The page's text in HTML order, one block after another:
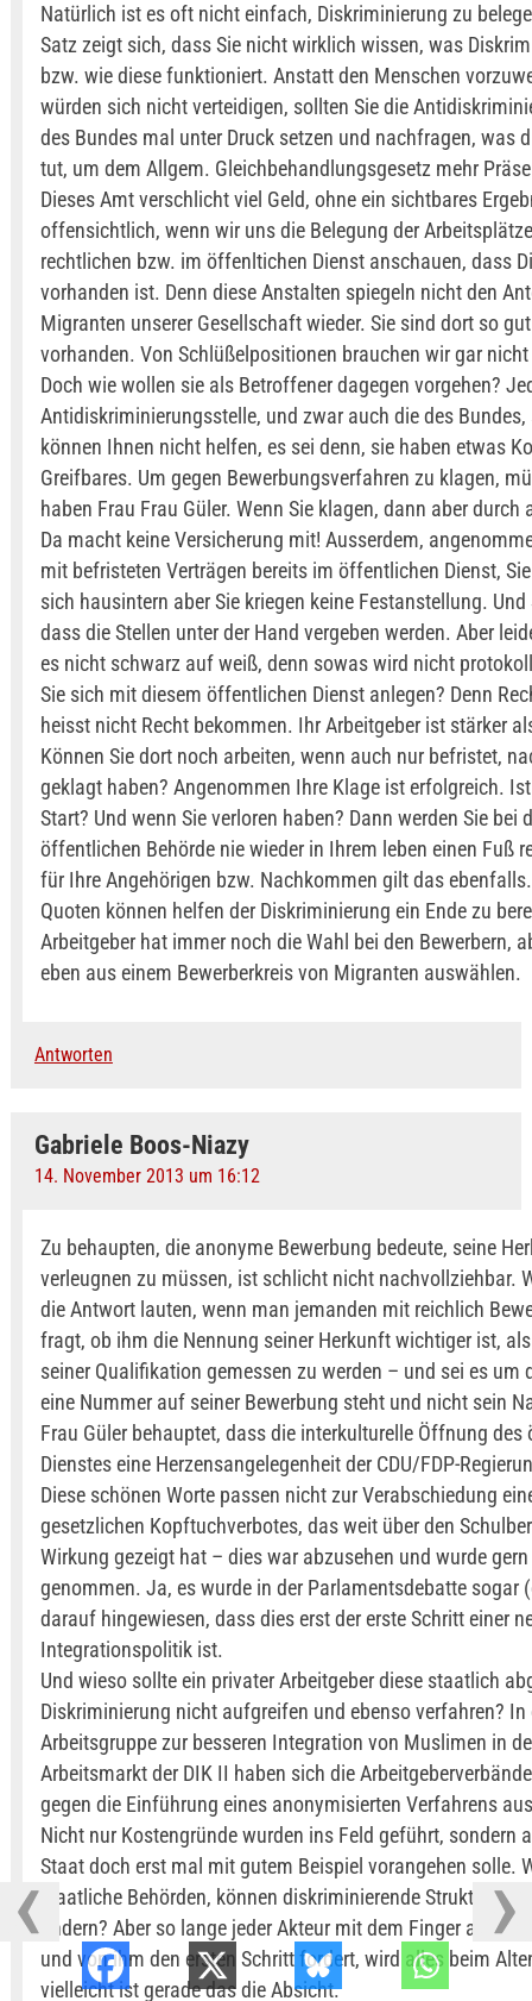
Natürlich ist es oft nicht einfach, Diskriminierung zu
Satz zeigt sich, dass Sie nicht wirklich wissen, was
bzw. wie diese funktioniert. Anstatt den Menschen
würden sich nicht verteidigen, sollten Sie die
des Bundes mal unter Druck setzen und nachfragen, was
tut, um dem Allgem. Gleichbehandlungsgesetz mehr
Dieses Amt verschlicht viel Geld, ohne ein sichtbares
offensichtlich, wenn wir uns die Belegung der
rechtlichen bzw. im öffenltichen Dienst anschauen, dass
vorhanden ist. Denn diese Anstalten spiegeln nicht den
Migranten unserer Gesellschaft wieder. Sie sind dort so
vorhanden. Von Schlüßelpositionen brauchen wir gar
Doch wie wollen sie als Betroffener dagegen vorgehen?
Antidiskriminierungsstelle, und zwar auch die des
können Ihnen nicht helfen, es sei denn, sie haben etwas
Greifbares. Um gegen Bewerbungsverfahren zu klagen,
haben Frau Frau Güler. Wenn Sie klagen, dann aber durch
Da macht keine Versicherung mit! Ausserdem,
mit befristeten Verträgen bereits im öffentlichen Dienst,
sich hausintern aber Sie kriegen keine Festanstellung. Und
dass die Stellen unter der Hand vergeben werden. Aber
es nicht schwarz auf weiß, denn sowas wird nicht
Sie sich mit diesem öffentlichen Dienst anlegen? Denn
heisst nicht Recht bekommen. Ihr Arbeitgeber ist stärker
Können Sie dort noch arbeiten, wenn auch nur befristet,
geklagt haben? Angenommen Ihre Klage ist erfolgreich.
Start? Und wenn Sie verloren haben? Dann werden Sie bei
öffentlichen Behörde nie wieder in Ihrem leben einen Fuß
für Ihre Angehörigen bzw. Nachkommen gilt das
Quoten können helfen der Diskriminierung ein Ende zu
Arbeitgeber hat immer noch die Wahl bei den Bewerbern,
eben aus einem Bewerberkreis von Migranten auswählen.
Antworten
Gabriele Boos-Niazy
14. November 2013 um 16:12
Zu behaupten, die anonyme Bewerbung bedeute, seine
verleugnen zu müssen, ist schlicht nicht nachvollziehbar.
die Antwort lauten, wenn man jemanden mit reichlich
fragt, ob ihm die Nennung seiner Herkunft wichtiger ist,
seiner Qualifikation gemessen zu werden – und sei es um
eine Nummer auf seiner Bewerbung steht und nicht sein
Frau Güler behauptet, dass die interkulturelle Öffnung
Dienstes eine Herzensangelegenheit der CDU/FDP-
Diese schönen Worte passen nicht zur Verabschiedung
gesetzlichen Kopftuchverbotes, das weit über den
Wirkung gezeigt hat – dies war abzusehen und wurde
genommen. Ja, es wurde in der Parlamentsdebatte sogar
darauf hingewiesen, dass dies erst der erste Schritt einer
Integrationspolitik ist.
Und wieso sollte ein privater Arbeitgeber diese staatlich
Diskriminierung nicht aufgreifen und ebenso verfahren? In
Arbeitsgruppe zur besseren Integration von Muslimen in
Arbeitsmarkt der DIK II haben sich die
gegen die Einführung eines anonymisierten Verfahrens
Nicht nur Kostengründe wurden ins Feld geführt, sondern
Staat doch erst mal mit gutem Beispiel vorangehen solle.
staatliche Behörden, können diskriminierende Strukturen
ändern? Aber so lange jeder Akteur mit dem Finger auf
und von ihm den ersten Schritt fordert, wird alles beim
vielleicht ist gerade das die Absicht.